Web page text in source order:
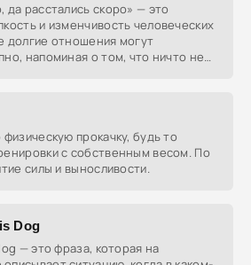
да расстались скоро» — это
и изменчивость человеческих
долгие отношения могут
напоминая о том, что ничто не
прокачку, будь то
с собственным весом. По
силы и выносливости.
Dog
— это фраза, которая на